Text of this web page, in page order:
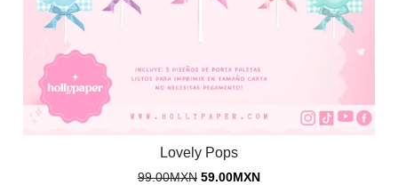
Lovely Pops
99.00MXN 59.00MXN